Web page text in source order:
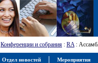
Конференции и собрания : RA:
Отдел новостей Мероприятия